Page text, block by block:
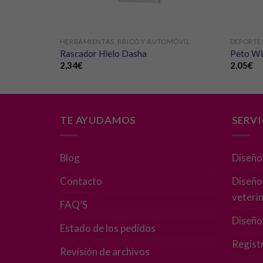
HERRAMIENTAS, BRICO Y AUTOMÓVIL
Rascador Hielo Dasha
2,34€
Peto
2,05€
TE AYUDAMOS
Blog
Contacto
FAQ’S
Estado de los pedidos
Revisión de archivos